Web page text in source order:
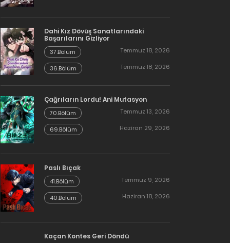
Dahi Kız Dövüş Sanatlarındaki
Başarılarını Gizliyor
37.Bölüm Temmuz 18, 2026
36.Bölüm Temmuz 18, 2026
Çağrıların Lordu! Ani Mutasyon
70.Bölüm Temmuz 13, 2026
69.Bölüm Haziran 29, 2026
Paslı Bıçak
41.Bölüm Temmuz 9, 2026
40.Bölüm Haziran 18, 2026
Kaçan Kontes Geri Döndü